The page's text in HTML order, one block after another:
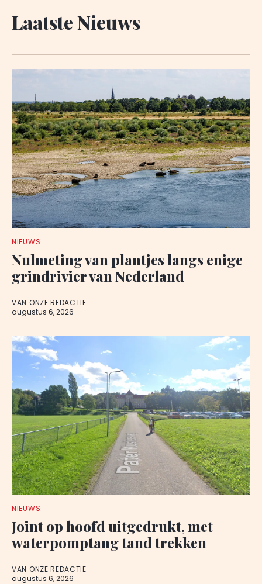
Laatste Nieuws
NIEUWS
Nulmeting van plantjes langs enige
grindrivier van Nederland
VAN ONZE REDACTIE
augustus 6, 2026
NIEUWS
Joint op hoofd uitgedrukt, met
waterpomptang tand trekken
VAN ONZE REDACTIE
augustus 6, 2026